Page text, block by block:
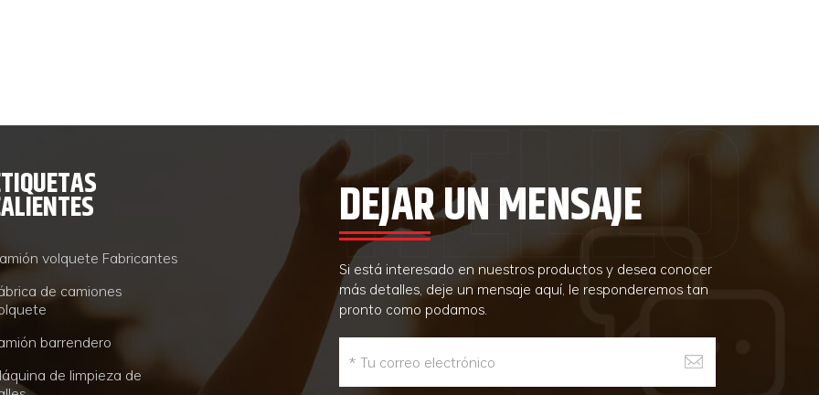
volquete Fabricantes
de camiones
barrendero
de limpieza de
DEJAR UN MENSAJE
Si está interesado en nuestros productos y desea conocer
más detalles, deje un mensaje aquí, le responderemos tan
pronto como podamos.